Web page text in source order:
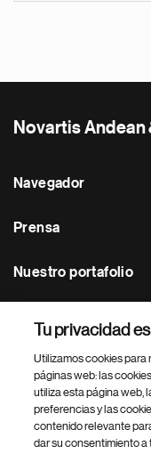
Novartis Andean
Navegador
Prensa
Nuestro portafolio
Footer Site Search
Tu privacidad
Utilizamos cookies para
páginas web: las
utiliza esta página web,
preferencias y las
contenido relevante
dar su consentimiento